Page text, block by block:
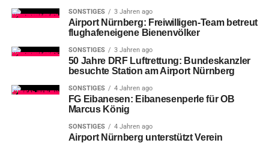
SONSTIGES 3 Jahren ago
Airport Nürnberg: Freiwilligen-Team betreut
flughafeneigene Bienenvölker
SONSTIGES 3 Jahren ago
50 Jahre DRF Luftrettung: Bundeskanzler
besuchte Station am Airport Nürnberg
SONSTIGES 4 Jahren ago
FG Eibanesen: Eibanesenperle für OB
Marcus König
SONSTIGES 4 Jahren ago
Airport Nürnberg unterstützt Verein